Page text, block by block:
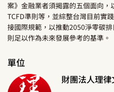
案》金融業者須揭露的五個面向，
TCFD準則等，並綜整台灣目前實
接國際規範，以推動2050淨零碳
則足以作為未來發展參考的基準。
單位
財團法人理